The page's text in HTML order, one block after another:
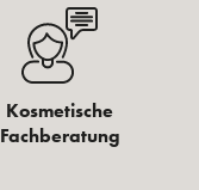
Kosmetische
Fachberatung